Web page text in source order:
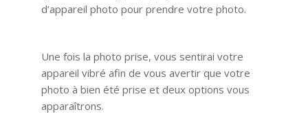
d’appareil photo pour prendre votre photo.
Une fois la photo prise, vous sentirai votre
appareil vibré afin de vous avertir que votre
photo à bien été prise et deux options vous
apparaîtrons.